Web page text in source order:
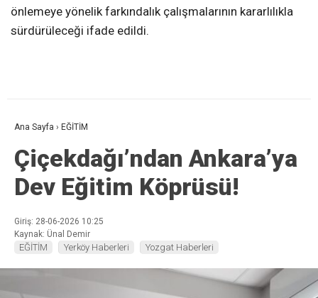
önlemeye yönelik farkındalık çalışmalarının kararlılıkla
sürdürüleceği ifade edildi.
Ana Sayfa › EĞİTİM
Çiçekdağı’ndan Ankara’ya
Dev Eğitim Köprüsü!
Giriş: 28-06-2026 10:25
Kaynak: Ünal Demir
EĞİTİM Yerköy Haberleri Yozgat Haberleri